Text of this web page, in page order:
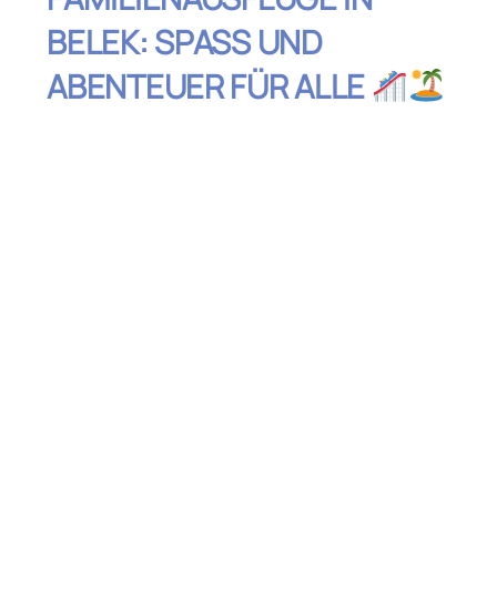
BELEK: SPASS UND A
BENTEUER FÜR ALLE